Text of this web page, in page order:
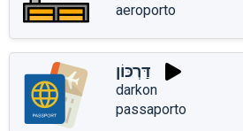
aeroporto
דַּרְכּוֹן
darkon
passaporto